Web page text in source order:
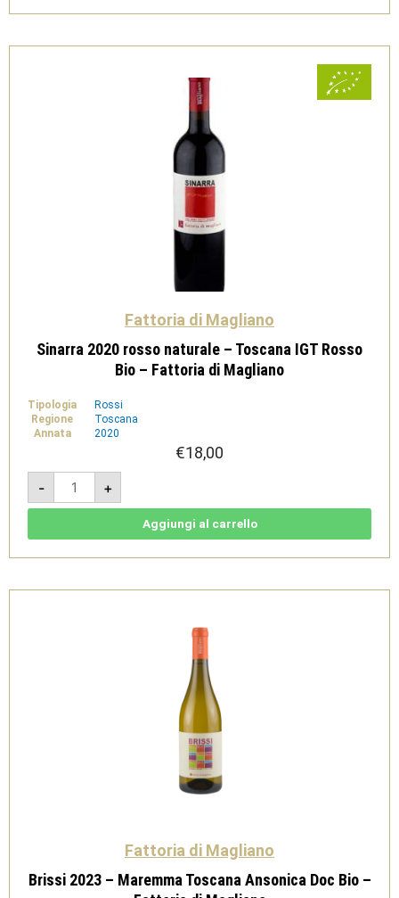
bio
di
Fattoria di Magliano
Sinarra 2020 rosso naturale – Toscana IGT Rosso
Bio – Fattoria di Magliano
Tipologia
Rossi
Regione
Toscana
Annata
2020
€18,00
-
Sinarra
2020
rosso
naturale
Rosso
Fattoria
+
Aggiungi al carrello
Fattoria di Magliano
Brissi 2023 – Maremma Toscana Ansonica Doc Bio –